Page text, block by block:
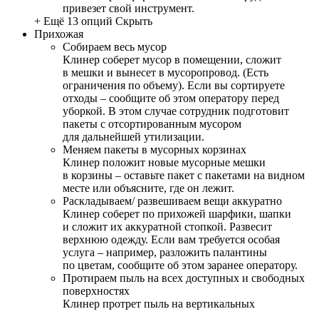
привезет свой инструмент.
+ Ещё 13 опций Скрыть
Прихожая
Собираем весь мусор
Клинер соберет мусор в помещении, сложит
в мешки и вынесет в мусоропровод. (Есть
ограничения по объему). Если вы сортируете
отходы – сообщите об этом оператору перед
уборкой. В этом случае сотрудник подготовит
пакеты с отсортированным мусором
для дальнейшей утилизации.
Меняем пакеты в мусорных корзинах
Клинер положит новые мусорные мешки
в корзины – оставьте пакет с пакетами на видном
месте или объясните, где он лежит.
Раскладываем/ развешиваем вещи аккуратно
Клинер соберет по прихожей шарфики, шапки
и сложит их аккуратной стопкой. Развесит
верхнюю одежду. Если вам требуется особая
услуга – например, разложить палантины
по цветам, сообщите об этом заранее оператору.
Протираем пыль на всех доступных и свободных
поверхностях
Клинер протрет пыль на вертикальных